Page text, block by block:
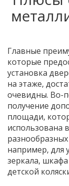
Главные
которые
установка
на этаже,
очевидны. Во-
получение
площади,
использована
разнообразных
например, для
зеркала,
детской